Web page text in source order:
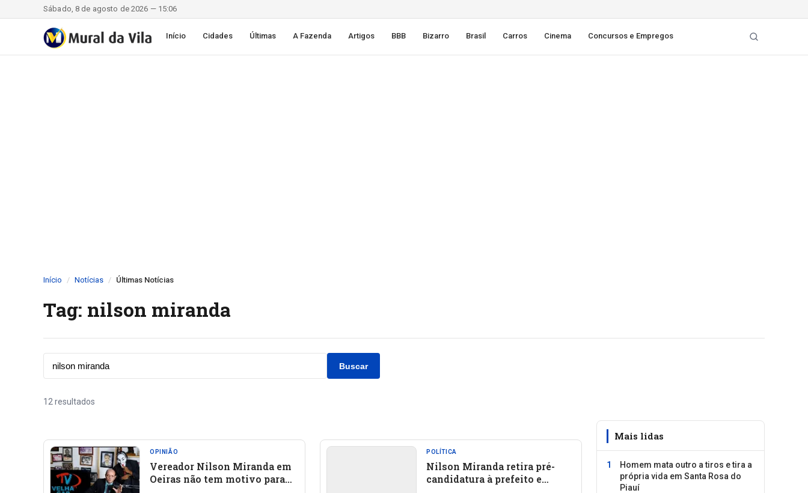
Sábado, 8 de agosto de 2026 — 15:06
Início Cidades Últimas A Fazenda Artigos BBB Bizarro Brasil Carros Cinema Concursos e Empregos
Início Notícias Últimas Notícias
Tag: nilson miranda
Buscar
12 resultados
OPINIÃO
Vereador Nilson Miranda em
Oeiras não tem motivo para
POLÍTICA
Nilson Miranda retira pré-
candidatura à prefeito e
Mais lidas
Homem mata outro a tiros e tira a
própria vida em Santa Rosa do
Piauí